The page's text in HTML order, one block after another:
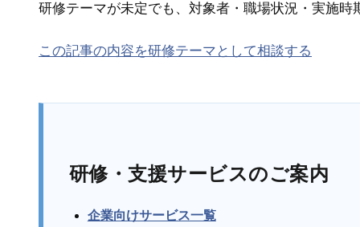
研修テーマが未定でも、対象者・職場状況・実施時
この記事の内容を研修テーマとして相談する
研修・支援サービスのご案内
企業向けサービス一覧